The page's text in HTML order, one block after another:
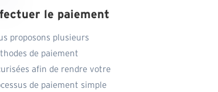
le paiement
proposons plusieurs
de paiement
afin de rendre votre
de paiement simple